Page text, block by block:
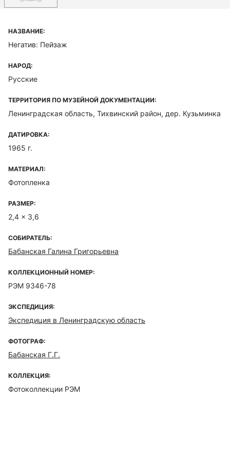
НАЗВАНИЕ:
Негатив: Пейзаж
НАРОД:
Русские
ТЕРРИТОРИЯ ПО МУЗЕЙНОЙ ДОКУМЕНТАЦИИ:
Ленинградская область, Тихвинский район, дер. Кузьминка
ДАТИРОВКА:
1965 г.
МАТЕРИАЛ:
Фотопленка
РАЗМЕР:
2,4 x 3,6
СОБИРАТЕЛЬ:
Бабанская Галина Григорьевна
КОЛЛЕКЦИОННЫЙ НОМЕР:
РЭМ 9346-78
ЭКСПЕДИЦИЯ:
Экспедиция в Ленинградскую область
ФОТОГРАФ:
Бабанская Г.Г.
КОЛЛЕКЦИЯ:
Фотоколлекции РЭМ